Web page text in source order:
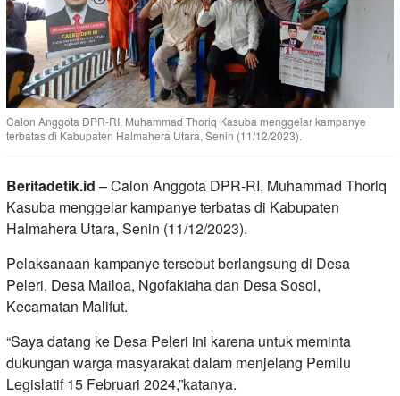
Calon Anggota DPR-RI, Muhammad Thoriq Kasuba menggelar kampanye
terbatas di Kabupaten Halmahera Utara, Senin (11/12/2023).
Beritadetik.id – Calon Anggota DPR-RI, Muhammad Thoriq
Kasuba menggelar kampanye terbatas di Kabupaten
Halmahera Utara, Senin (11/12/2023).
Pelaksanaan kampanye tersebut berlangsung di Desa
Peleri, Desa Mailoa, Ngofakiaha dan Desa Sosol,
Kecamatan Malifut.
“Saya datang ke Desa Peleri ini karena untuk meminta
dukungan warga masyarakat dalam menjelang Pemilu
Legislatif 15 Februari 2024,”katanya.